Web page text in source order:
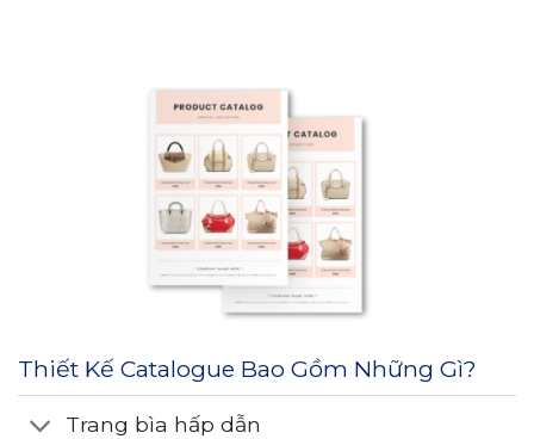
Thiết Kế Catalogue Bao Gồm Những Gì?
Trang bìa hấp dẫn